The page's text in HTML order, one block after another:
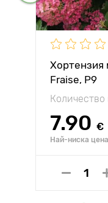
Хортензия
Fraise, P9
Количество
7.90 €
Най-ниска